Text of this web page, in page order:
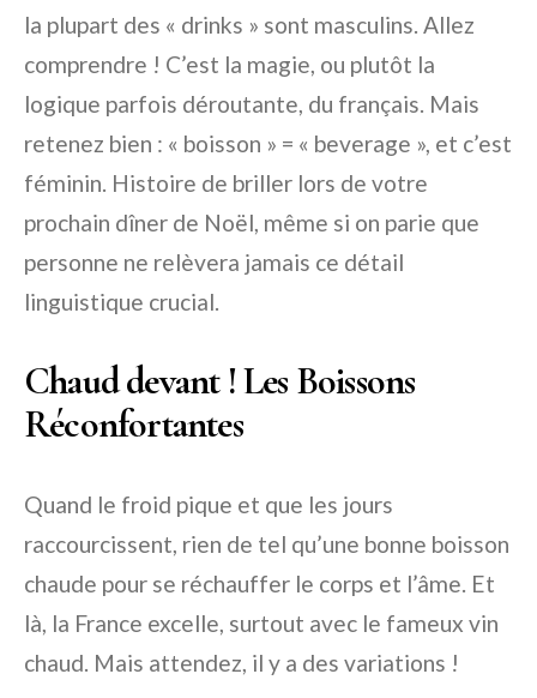
la plupart des « drinks » sont masculins. Allez
comprendre ! C’est la magie, ou plutôt la
logique parfois déroutante, du français. Mais
retenez bien : « boisson » = « beverage », et c’est
féminin. Histoire de briller lors de votre
prochain dîner de Noël, même si on parie que
personne ne relèvera jamais ce détail
linguistique crucial.
Chaud devant ! Les Boissons
Réconfortantes
Quand le froid pique et que les jours
raccourcissent, rien de tel qu’une bonne boisson
chaude pour se réchauffer le corps et l’âme. Et
là, la France excelle, surtout avec le fameux vin
chaud. Mais attendez, il y a des variations !